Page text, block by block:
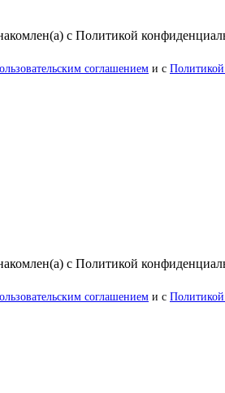
с Политикой
соглашением и с
с Политикой
соглашением и с